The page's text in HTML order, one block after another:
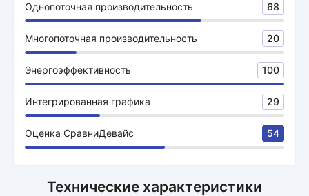
Однопоточная производительность 68
Многопоточная производительность 20
Энергоэффективность 100
Интегрированная графика 29
Оценка СравниДевайс 54
Технические характеристики